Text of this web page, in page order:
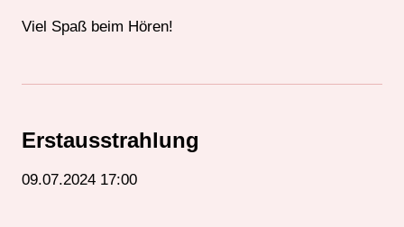
Viel Spaß beim Hören!
Erstausstrahlung
09.07.2024 17:00